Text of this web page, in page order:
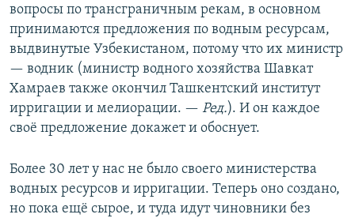
вопросы по трансграничным рекам, в основном
принимаются предложения по водным ресурсам,
выдвинутые Узбекистаном, потому что их министр
— водник (министр водного хозяйства Шавкат
Хамраев также окончил Ташкентский институт
ирригации и мелиорации. — Ред.). И он каждое
своё предложение докажет и обоснует.
Более 30 лет у нас не было своего министерства
водных ресурсов и ирригации. Теперь оно создано,
но пока ещё сырое, и туда идут чиновники без